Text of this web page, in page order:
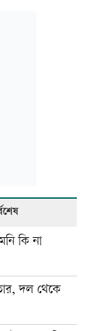
কি না
দল থেকে